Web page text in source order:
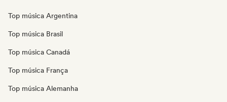
Top música Argentina
Top música Brasil
Top música Canadá
Top música França
Top música Alemanha